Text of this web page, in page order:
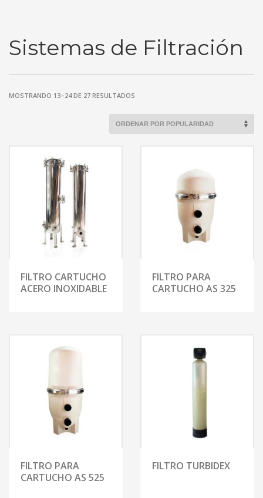
Sistemas de Filtración
MOSTRANDO 13–24 DE 27 RESULTADOS
FILTRO CARTUCHO
ACERO INOXIDABLE
FILTRO PARA
CARTUCHO AS 325
FILTRO PARA
CARTUCHO AS 525
FILTRO TURBIDEX